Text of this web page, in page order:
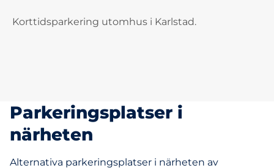
Korttidsparkering utomhus i Karlstad.
Parkeringsplatser i
närheten
Alternativa parkeringsplatser i närheten av